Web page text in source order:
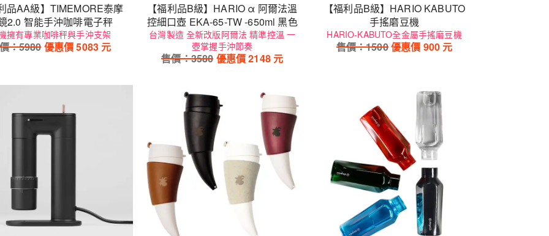
品AA級】TIMEMORE泰摩
2.0 智能手沖咖啡電子秤
擁有專業咖啡秤與手沖支架
：5980 優惠價5083 元
【福利品B級】HARIO α 阿爾法溫
控細口壺 EKA-65-TW -650ml 黑色
台灣製造 全新改版阿爾法 精準控溫 一
壺掌握手沖節奏
售價：3580 優惠價2148元
【福利品B級】HARIO KABUTO
手搖磨豆機
HARIO-KABUTO全金屬手搖磨豆機
售價：1500優惠價 900 元